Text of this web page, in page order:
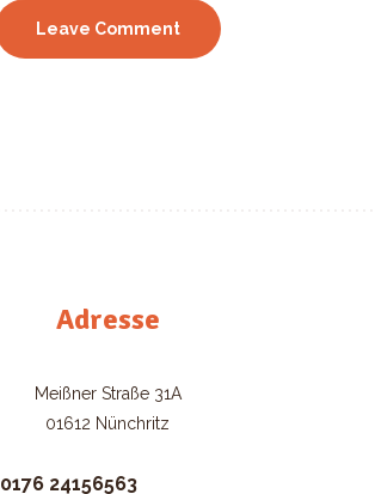
Adresse
Meißner Straße 31A
01612 Nünchritz
0176 24156563